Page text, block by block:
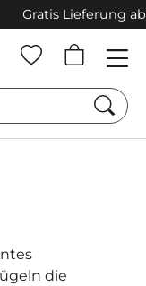
Gratis Lieferung ab69
die